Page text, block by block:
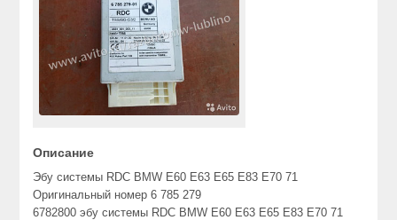
Описание
Эбу системы RDC BMW E60 E63 E65 E83 E70 71
Оригинальный номер 6 785 279
6782800 эбу системы RDC BMW E60 E63 E65 E83 E70 71